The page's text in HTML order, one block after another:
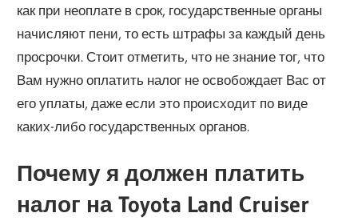
как при неоплате в срок, государственные органы
начисляют пени, то есть штрафы за каждый день
просрочки. Стоит отметить, что не знание тог, что
Вам нужно оплатить налог не освобождает Вас от
его уплаты, даже если это происходит по виде
каких-либо государственных органов.
Почему я должен платить
налог на Toyota Land Cruiser